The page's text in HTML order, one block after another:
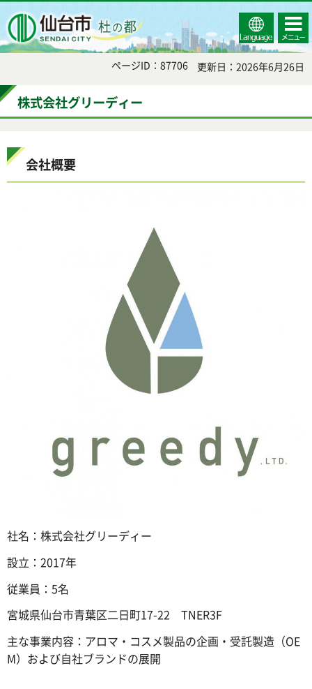
Select
Language
コンテ
ンツメ
ニュー
ページID：87706 更新日：2026年6月26日
株式会社グリーディー
会社概要
社名：株式会社グリーディー
設立：2017年
従業員：5名
宮城県仙台市青葉区二日町17-22 TNER3F
主な事業内容：アロマ・コスメ製品の企画・受託製造（OE
M）および自社ブランドの展開